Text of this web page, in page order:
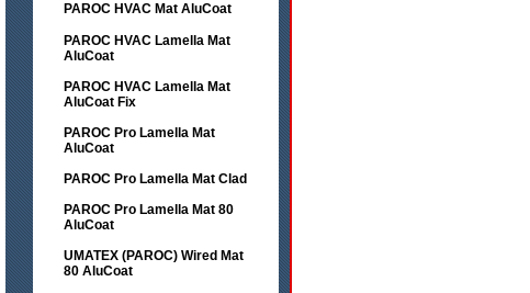
PAROC HVAC Mat AluCoat
PAROC HVAC Lamella Mat
AluCoat
PAROC HVAC Lamella Mat
AluCoat Fix
PAROC Pro Lamella Mat
AluCoat
PAROC Pro Lamella Mat Clad
PAROC Pro Lamella Mat 80
AluCoat
UMATEX (PAROC) Wired Mat
80 AluCoat